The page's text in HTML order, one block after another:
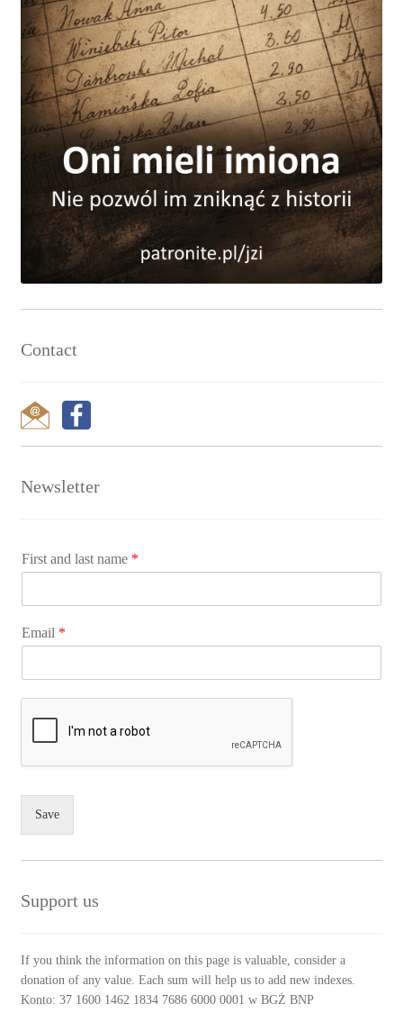
Contact
Newsletter
First and last name *
Email *
Save
Support us
If you think the information on this page is valuable, consider a
donation of any value. Each sum will help us to add new indexes.
Konto: 37 1600 1462 1834 7686 6000 0001 w BGŻ BNP